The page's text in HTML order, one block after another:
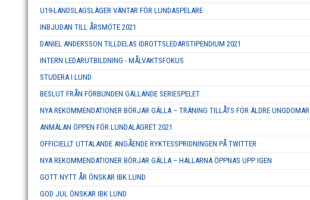
U19-LANDSLAGSLÄGER VÄNTAR FÖR LUNDASPELARE
INBJUDAN TILL ÅRSMÖTE 2021
DANIEL ANDERSSON TILLDELAS IDROTTSLEDARSTIPENDIUM 2021
INTERN LEDARUTBILDNING - MÅLVAKTSFOKUS
STUDERA I LUND
BESLUT FRÅN FÖRBUNDEN GÄLLANDE SERIESPELET
NYA REKOMMENDATIONER BÖRJAR GÄLLA – TRÄNING TILLÅTS FÖR ÄLDRE UNGDOMAR
ANMÄLAN ÖPPEN FÖR LUNDALÄGRET 2021
OFFICIELLT UTTALANDE ANGÅENDE RYKTESSPRIDNINGEN PÅ TWITTER
NYA REKOMMENDATIONER BÖRJAR GÄLLA – HALLARNA ÖPPNAS UPP IGEN
GOTT NYTT ÅR ÖNSKAR IBK LUND
GOD JUL ÖNSKAR IBK LUND